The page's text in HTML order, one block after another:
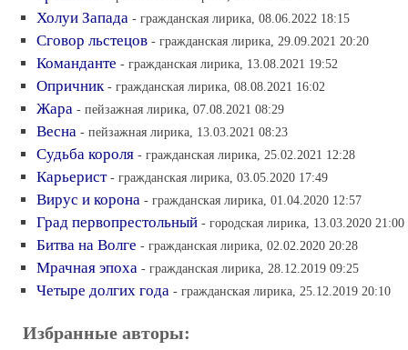
Холуи Запада - гражданская лирика, 08.06.2022 18:15
Сговор льстецов - гражданская лирика, 29.09.2021 20:20
Команданте - гражданская лирика, 13.08.2021 19:52
Опричник - гражданская лирика, 08.08.2021 16:02
Жара - пейзажная лирика, 07.08.2021 08:29
Весна - пейзажная лирика, 13.03.2021 08:23
Судьба короля - гражданская лирика, 25.02.2021 12:28
Карьерист - гражданская лирика, 03.05.2020 17:49
Вирус и корона - гражданская лирика, 01.04.2020 12:57
Град первопрестольный - городская лирика, 13.03.2020 21:00
Битва на Волге - гражданская лирика, 02.02.2020 20:28
Мрачная эпоха - гражданская лирика, 28.12.2019 09:25
Четыре долгих года - гражданская лирика, 25.12.2019 20:10
Избранные авторы: